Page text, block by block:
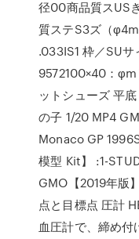
径00商品質スUS
質ステS3ズ（
.033IS1 枠／SU
9572100×40：
ットシューズ 平
の子 1/20 MP4
Monaco GP
模型 Kit】 :1-
GMO【2019年版
点と目標点 圧計
血圧計で、締め付